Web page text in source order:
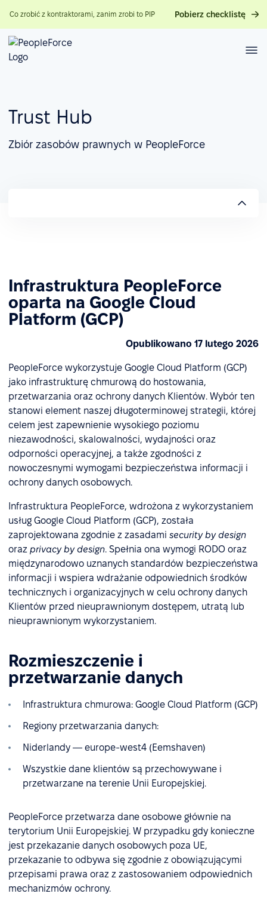
Co zrobić z kontraktorami, zanim zrobi to PIP Pobierz checklistę
Trust Hub
Zbiór zasobów prawnych w PeopleForce
Infrastruktura PeopleForce
oparta na Google Cloud
Platform (GCP)
Opublikowano 17 lutego 2026
PeopleForce wykorzystuje Google Cloud Platform (GCP)
jako infrastrukturę chmurową do hostowania,
przetwarzania oraz ochrony danych Klientów. Wybór ten
stanowi element naszej długoterminowej strategii, której
celem jest zapewnienie wysokiego poziomu
niezawodności, skalowalności, wydajności oraz
odporności operacyjnej, a także zgodności z
nowoczesnymi wymogami bezpieczeństwa informacji i
ochrony danych osobowych.
Infrastruktura PeopleForce, wdrożona z wykorzystaniem
usług Google Cloud Platform (GCP), została
zaprojektowana zgodnie z zasadami security by design
oraz privacy by design. Spełnia ona wymogi RODO oraz
międzynarodowo uznanych standardów bezpieczeństwa
informacji i wspiera wdrażanie odpowiednich środków
technicznych i organizacyjnych w celu ochrony danych
Klientów przed nieuprawnionym dostępem, utratą lub
nieuprawnionym wykorzystaniem.
Rozmieszczenie i
przetwarzanie danych
Infrastruktura chmurowa: Google Cloud Platform (GCP)
Regiony przetwarzania danych:
Niderlandy — europe-west4 (Eemshaven)
Wszystkie dane klientów są przechowywane i
przetwarzane na terenie Unii Europejskiej.
PeopleForce przetwarza dane osobowe głównie na
terytorium Unii Europejskiej. W przypadku gdy konieczne
jest przekazanie danych osobowych poza UE,
przekazanie to odbywa się zgodnie z obowiązującymi
przepisami prawa oraz z zastosowaniem odpowiednich
mechanizmów ochrony.